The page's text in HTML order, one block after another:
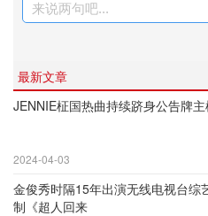
来说两句吧...
最新文章
JENNIE柾国热曲持续跻身公告牌
2024-04-03
金俊秀时隔15年出演无线电视台综
制《超人回来